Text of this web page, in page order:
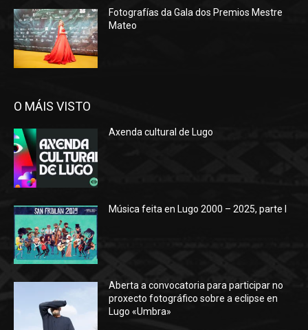
Fotografías da Gala dos Premios Mestre
Mateo
O MÁIS VISTO
Axenda cultural de Lugo
Música feita en Lugo 2000 – 2025, parte I
Aberta a convocatoria para participar no
proxecto fotográfico sobre a eclipse en
Lugo «Umbra»